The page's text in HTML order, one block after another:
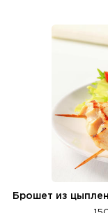
Брошет из